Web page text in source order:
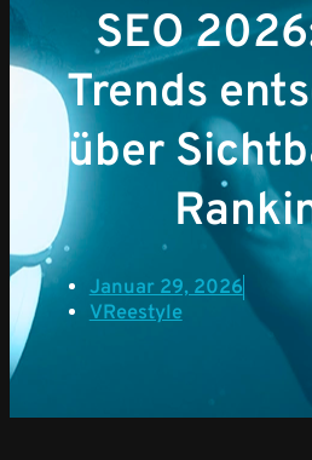
SEO
Trends
über
Januar 29, 2026
VReestyle